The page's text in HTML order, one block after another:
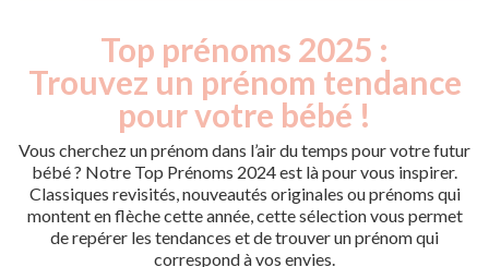
Top prénoms 2025 :
Trouvez un prénom tendance
pour votre bébé !
Vous cherchez un prénom dans l’air du temps pour votre futur
bébé ? Notre Top Prénoms 2024 est là pour vous inspirer.
Classiques revisités, nouveautés originales ou prénoms qui
montent en flèche cette année, cette sélection vous permet
de repérer les tendances et de trouver un prénom qui
correspond à vos envies.